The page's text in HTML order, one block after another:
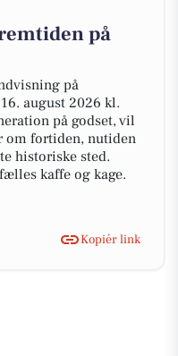
på
på
august 2026 kl.
på godset, vil
om fortiden, nutiden
historiske sted.
kaffe og kage.
Kopiér link